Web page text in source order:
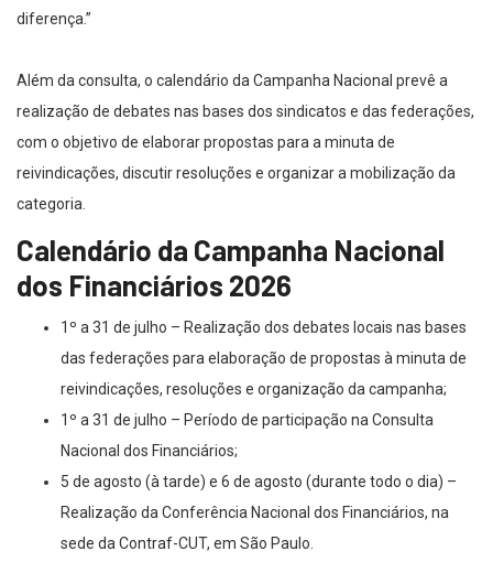
diferença.”
Além da consulta, o calendário da Campanha Nacional prevê a
realização de debates nas bases dos sindicatos e das federações,
com o objetivo de elaborar propostas para a minuta de
reivindicações, discutir resoluções e organizar a mobilização da
categoria.
Calendário da Campanha Nacional
dos Financiários 2026
1º a 31 de julho – Realização dos debates locais nas bases
das federações para elaboração de propostas à minuta de
reivindicações, resoluções e organização da campanha;
1º a 31 de julho – Período de participação na Consulta
Nacional dos Financiários;
5 de agosto (à tarde) e 6 de agosto (durante todo o dia) –
Realização da Conferência Nacional dos Financiários, na
sede da Contraf-CUT, em São Paulo.